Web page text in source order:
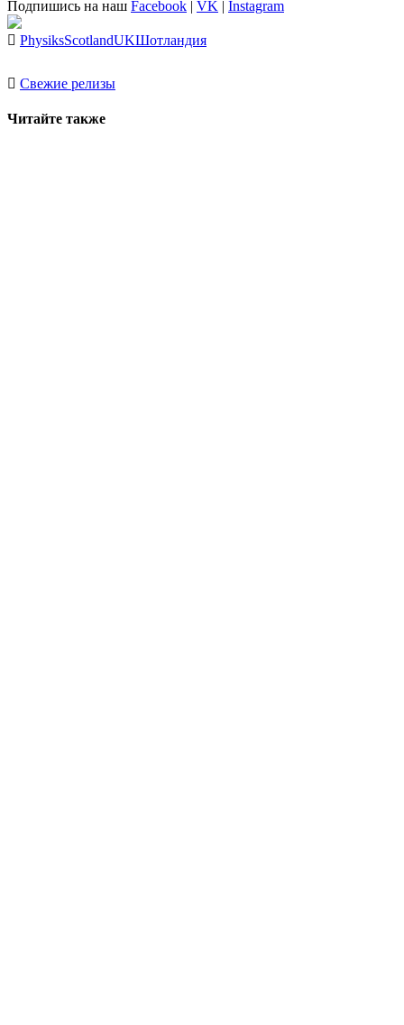
Подпишись на наш Facebook | VK | Instagram
PhysiksScotlandUKШотландия
Свежие релизы
Читайте также